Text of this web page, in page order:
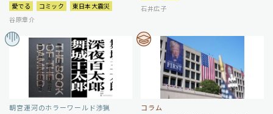
愛でる コミック
東日本大震災
谷原章介
石井広子
朝宮運河のホラーワールド渉猟 コラム